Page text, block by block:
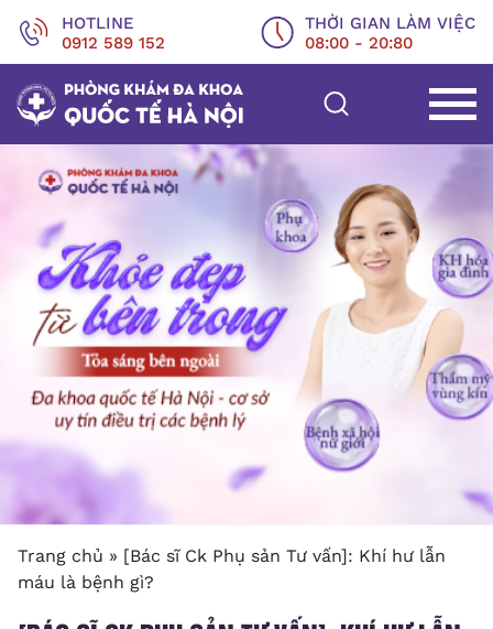
HOTLINE
0912 589 152
THỜI GIAN LÀM VIỆC
08:00 - 20:80
Trang chủ » [Bác sĩ Ck Phụ sản Tư vấn]: Khí hư lẫn
máu là bệnh gì?